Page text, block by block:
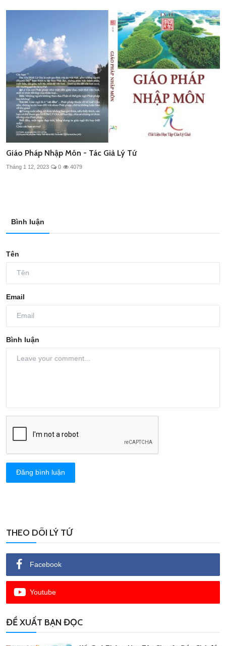
Giáo Pháp Nhập Môn - Tác Giả Lý Tứ
Tháng 1 12, 2023 0 4079
Bình luận
Tên
Email
Bình luận
Đăng bình luận
THEO DÕI LÝ TỨ
Facebook
Youtube
ĐỀ XUẤT BẠN ĐỌC